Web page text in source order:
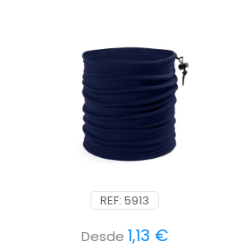
REF: 5913
Desde 1,13 €